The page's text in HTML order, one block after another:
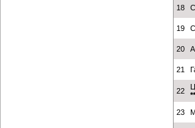
18
19
20
21
22
**
23